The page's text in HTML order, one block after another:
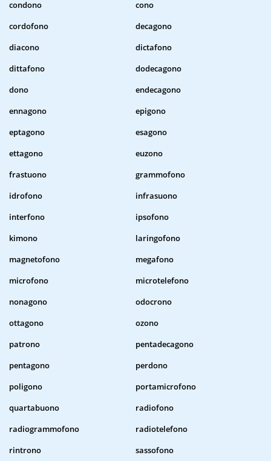
condono
cono
cordofono
decagono
diacono
dictafono
dittafono
dodecagono
dono
endecagono
ennagono
epigono
eptagono
esagono
ettagono
euzono
frastuono
grammofono
idrofono
infrasuono
interfono
ipsofono
kimono
laringofono
magnetofono
megafono
microfono
microtelefono
nonagono
odocrono
ottagono
ozono
patrono
pentadecagono
pentagono
perdono
poligono
portamicrofono
quartabuono
radiofono
radiogrammofono
radiotelefono
rintrono
sassofono